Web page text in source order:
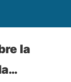
la